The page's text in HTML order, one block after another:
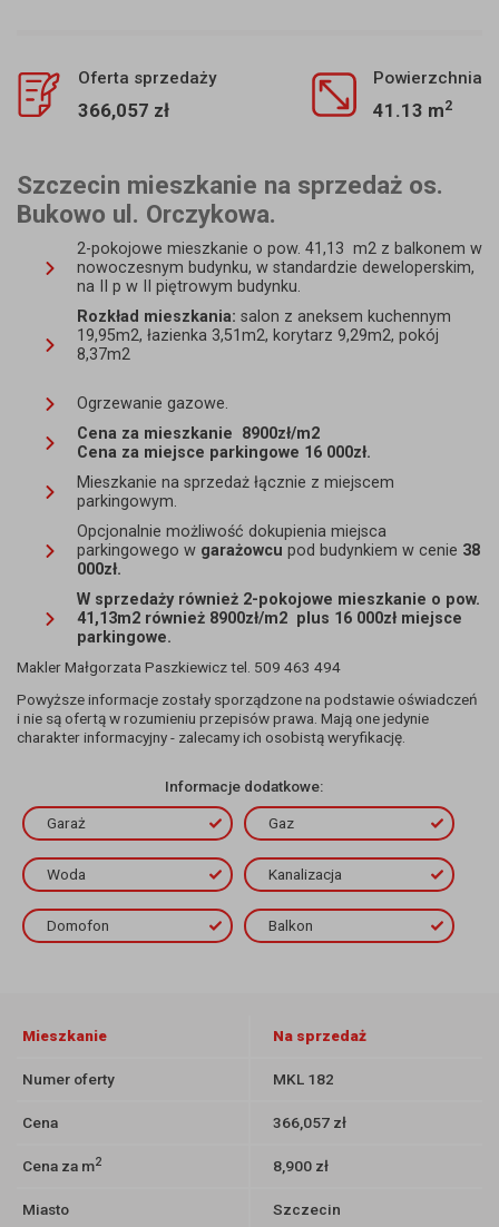
Oferta sprzedaży
366,057 zł
Powierzchnia
41.13 m2
Szczecin mieszkanie na sprzedaż os.
Bukowo ul. Orczykowa.
2-pokojowe mieszkanie o pow. 41,13 m2 z balkonem w
nowoczesnym budynku, w standardzie deweloperskim,
na II p w II piętrowym budynku.
Rozkład mieszkania: salon z aneksem kuchennym
19,95m2, łazienka 3,51m2, korytarz 9,29m2, pokój
8,37m2
Ogrzewanie gazowe.
Cena za mieszkanie 8900zł/m2
Cena za miejsce parkingowe 16 000zł.
Mieszkanie na sprzedaż łącznie z miejscem
parkingowym.
Opcjonalnie możliwość dokupienia miejsca
parkingowego w garażowcu pod budynkiem w cenie 38
000zł.
W sprzedaży również 2-pokojowe mieszkanie o pow.
41,13m2 również 8900zł/m2 plus 16 000zł miejsce
parkingowe.
Makler Małgorzata Paszkiewicz tel. 509 463 494
Powyższe informacje zostały sporządzone na podstawie oświadczeń
i nie są ofertą w rozumieniu przepisów prawa. Mają one jedynie
charakter informacyjny - zalecamy ich osobistą weryfikację.
Informacje dodatkowe:
Garaż Gaz
Woda Kanalizacja
Domofon Balkon
Mieszkanie Na sprzedaż
Numer oferty MKL 182
Cena 366,057 zł
Cena za m2 8,900 zł
Miasto Szczecin